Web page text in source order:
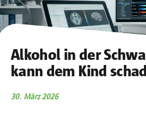
Alkohol in der
kann dem Kind
30. März 2026